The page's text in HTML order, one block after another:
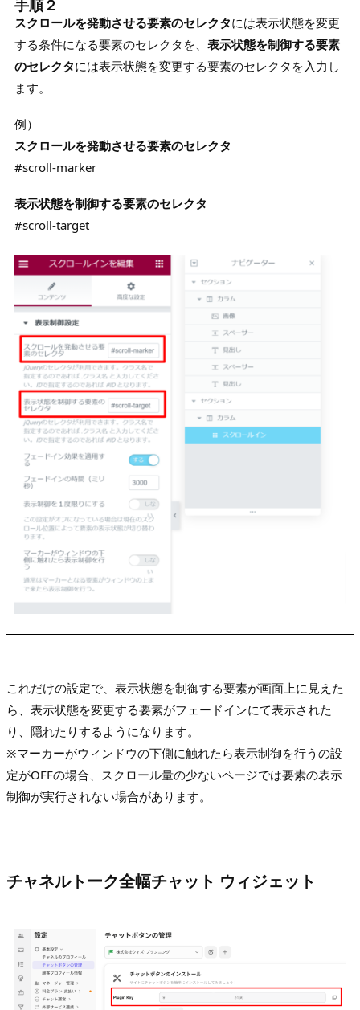
手順２
スクロールを発動させる要素のセレクタには表示状態を変更
する条件になる要素のセレクタを、 表示状態を制御する要素
のセレクタには表示状態を変更する要素のセレクタを入力し
ます。
例）
スクロールを発動させる要素のセレクタ
#scroll-marker
表示状態を制御する要素のセレクタ
#scroll-target
これだけの設定で、表示状態を制御する要素が画面上に見えた
ら、表示状態を変更する要素がフェードインにて表示された
り、隠れたりするようになります。
※マーカーがウィンドウの下側に触れたら表示制御を行うの設
定がOFFの場合、スクロール量の少ないページでは要素の表示
制御が実行されない場合があります。
チャネルトーク全幅チャット ウィジェット